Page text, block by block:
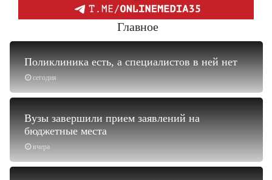
Главное
сегодня
Поликлиника есть, а специалистов в ней нет
вчера
Вузы завершили прием заявлений на
бюджетные места